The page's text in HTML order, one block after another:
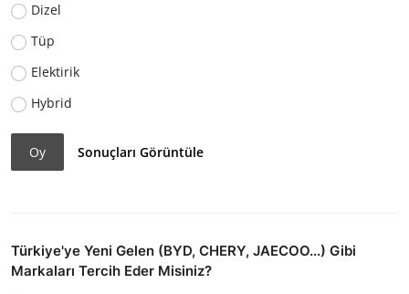
Dizel
Tüp
Elektirik
Hybrid
Oy Sonuçları Görüntüle
Türkiye'ye Yeni Gelen (BYD, CHERY, JAECOO...) Gibi
Markaları Tercih Eder Misiniz?